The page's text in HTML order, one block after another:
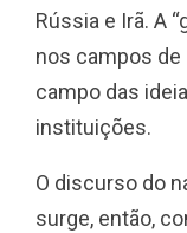
Rússia e Irã. A
nos campos de
campo das
instituições.
O discurso do
surge, então,